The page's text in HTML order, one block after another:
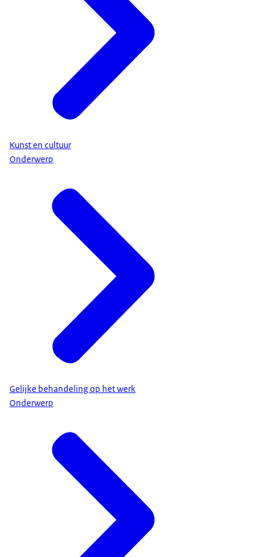
Kunst en cultuur
Onderwerp
Gelijke behandeling op het werk
Onderwerp